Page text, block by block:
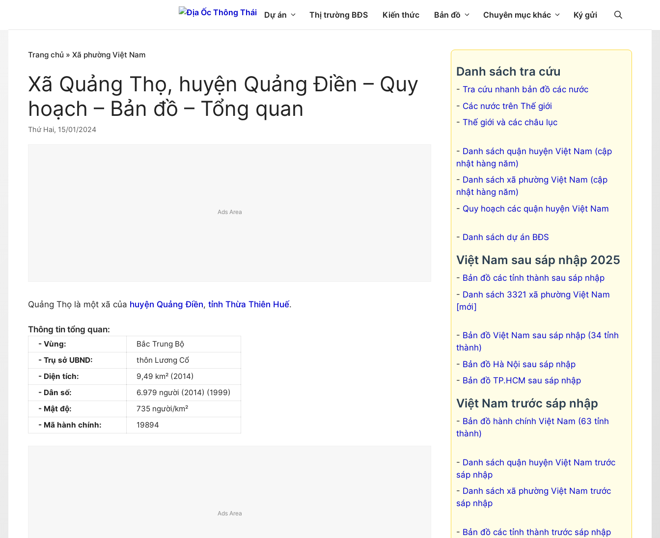
nội
Dự án Thị trường BĐS Kiến thức Bản đồ Chuyên mục khác Ký gửi
Trang chủ » Xã phường Việt Nam
Xã Quảng Thọ, huyện Quảng Điền – Quy
hoạch – Bản đồ – Tổng quan
Thứ Hai, 15/01/2024
Quảng Thọ là một xã của huyện Quảng Điền, tỉnh Thừa Thiên Huế.
Thông tin tổng quan:
Vùng:
Bắc Trung Bộ
Trụ sở UBND:
thôn Lương Cổ
Diện tích:
9,49 km² (2014)
Dân số:
6.979 người (2014) (1999)
Mật độ:
735 người/km²
Mã hành chính:
19894
Danh sách tra cứu
Tra cứu nhanh bản đồ các nước
Các nước trên Thế giới
Thế giới và các châu lục
Danh sách quận huyện Việt Nam (cập
nhật hàng năm)
Danh sách xã phường Việt Nam (cập
nhật hàng năm)
Quy hoạch các quận huyện Việt Nam
Danh sách dự án BĐS
Việt Nam sau sáp nhập 2025
Bản đồ các tỉnh thành sau sáp nhập
Danh sách 3321 xã phường Việt Nam
[mới]
Bản đồ Việt Nam sau sáp nhập (34 tỉnh
thành)
Bản đồ Hà Nội sau sáp nhập
Bản đồ TP.HCM sau sáp nhập
Việt Nam trước sáp nhập
Bản đồ hành chính Việt Nam (63 tỉnh
thành)
Danh sách quận huyện Việt Nam trước
sáp nhập
Danh sách xã phường Việt Nam trước
sáp nhập
Bản đồ các tỉnh thành trước sáp nhập